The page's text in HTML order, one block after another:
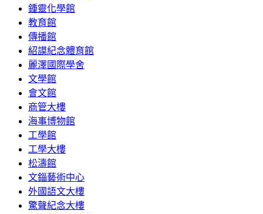
鍾靈化學館
教育館
傳播館
紹謨紀念體育館
麗澤國際學舍
文學館
會文館
商管大樓
海事博物館
工學館
工學大樓
松濤館
文錙藝術中心
外國語文大樓
驚聲紀念大樓